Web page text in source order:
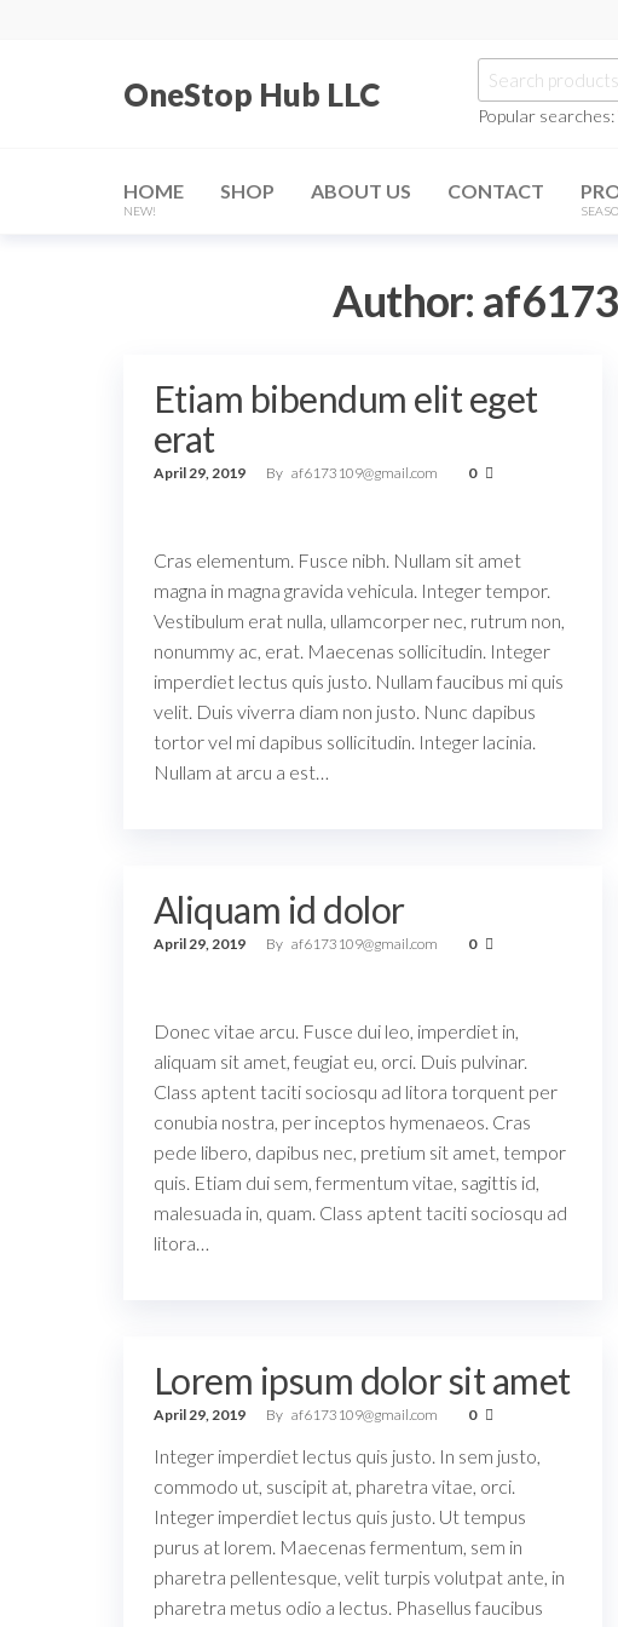
OneStop Hub LLC
Search
for:
Popular searches:
HOME
NEW!
SHOP ABOUT US CONTACT
Author:
Etiam bibendum elit eget
erat
April 29, 2019 By af6173109@gmail.com 0
Cras elementum. Fusce nibh. Nullam sit amet
magna in magna gravida vehicula. Integer tempor.
Vestibulum erat nulla, ullamcorper nec, rutrum non,
nonummy ac, erat. Maecenas sollicitudin. Integer
imperdiet lectus quis justo. Nullam faucibus mi quis
velit. Duis viverra diam non justo. Nunc dapibus
tortor vel mi dapibus sollicitudin. Integer lacinia.
Nullam at arcu a est…
Aliquam id dolor
April 29, 2019 By af6173109@gmail.com 0
Donec vitae arcu. Fusce dui leo, imperdiet in,
aliquam sit amet, feugiat eu, orci. Duis pulvinar.
Class aptent taciti sociosqu ad litora torquent per
conubia nostra, per inceptos hymenaeos. Cras
pede libero, dapibus nec, pretium sit amet, tempor
quis. Etiam dui sem, fermentum vitae, sagittis id,
malesuada in, quam. Class aptent taciti sociosqu ad
litora…
Lorem ipsum dolor sit amet
April 29, 2019 By af6173109@gmail.com 0
Integer imperdiet lectus quis justo. In sem justo,
commodo ut, suscipit at, pharetra vitae, orci.
Integer imperdiet lectus quis justo. Ut tempus
purus at lorem. Maecenas fermentum, sem in
pharetra pellentesque, velit turpis volutpat ante, in
pharetra metus odio a lectus. Phasellus faucibus